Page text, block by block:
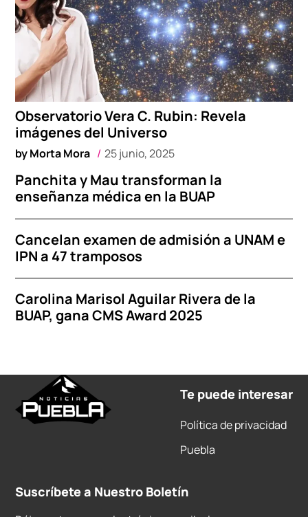
Observatorio Vera C. Rubin: Revela
imágenes del Universo
byMorta Mora 25 junio, 2025
Panchita y Mau transforman la
enseñanza médica en la BUAP
Cancelan examen de admisión a UNAM e
IPN a 47 tramposos
Carolina Marisol Aguilar Rivera de la
BUAP, gana CMS Award 2025
Te puede interesar
Política de privacidad
Puebla
Suscríbete a Nuestro Boletín